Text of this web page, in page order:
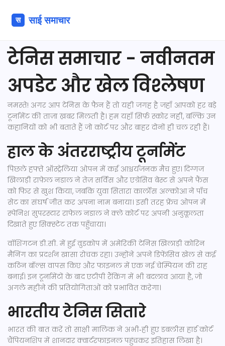
टेनिस समाचार - नवीनतम
अपडेट और खेल विश्लेषण
नमस्ते! अगर आप टेनिस के फैन हैं तो यही जगह है जहाँ आपको हर बड़े
टूर्नामेंट की ताज़ा ख़बर मिलती है। हम यहाँ सिर्फ़ स्कोर नहीं, बल्कि उन
कहानियों को भी बताते हैं जो कोर्ट पर और बाहर दोनों ही चल रही हैं।
हाल के अंतरराष्ट्रीय टूर्नामेंट
पिछले हफ्ते ऑस्ट्रेलिया ओपन में कई आश्चर्यजनक मैच हुए। दिग्गज
खिलाड़ी राफ़ेल नडाल ने तेज़ सर्विस और एग्रेसिव बेस्ट से अपने फैंस
को फिर से खुश किया, जबकि युवा सितारा कार्लोस अल्कोआ ने पाँच
सेट का संघर्ष जीत कर अपना नाम बनाया। इसी तरह फ्रेंच ओपन में
स्पेनिश सुपरस्टार राफेल नडाल ने क्ले कोर्ट पर अपनी अनुकूलता
दिखाते हुए सिक्स्टेट तक पहुँचाया।
वॉशिंगटन डी.सी. में हुई वुडकोप में अमेरिकी टेनिस खिलाड़ी कोरिन
मैनिंग का प्रदर्शन खासा रोचक रहा। उन्होंने अपने डिफेंसिव खेल से कई
कठिन बॉल्स वापस किए और फाइनल में एक नई चेम्पियन की राह
बनाई। इन टूर्नामेंटों के बाद एटीपी रैंकिंग में भी बदलाव आया है, जो
अगले महीने की प्रतियोगिताओं को प्रभावित करेगा।
भारतीय टेनिस सितारे
भारत की बात करें तो साक्षी मालिक ने अभी‑ही हुए डबलीस हार्ड कोर्ट
चैंपियनशिप में शानदार क्वार्टरफाइनल पहुंचकर इतिहास लिखा है।